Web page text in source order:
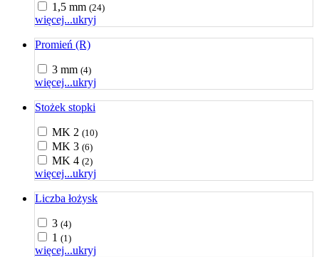
1,5 mm (24)
więcej...ukryj
Promień (R)
3 mm (4)
więcej...ukryj
Stożek stopki
MK 2 (10)
MK 3 (6)
MK 4 (2)
więcej...ukryj
Liczba łożysk
3 (4)
1 (1)
więcej...ukryj